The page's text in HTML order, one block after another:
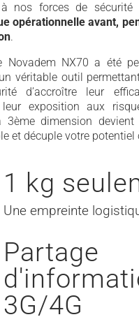
à nos forces de
opérationnelle avant,
.
Novadem NX70 a été
véritable outil
d’accroître leur
exposition aux
3ème dimension devient
et décuple votre potentiel
1 kg
Une empreinte
Partage
3G/4G